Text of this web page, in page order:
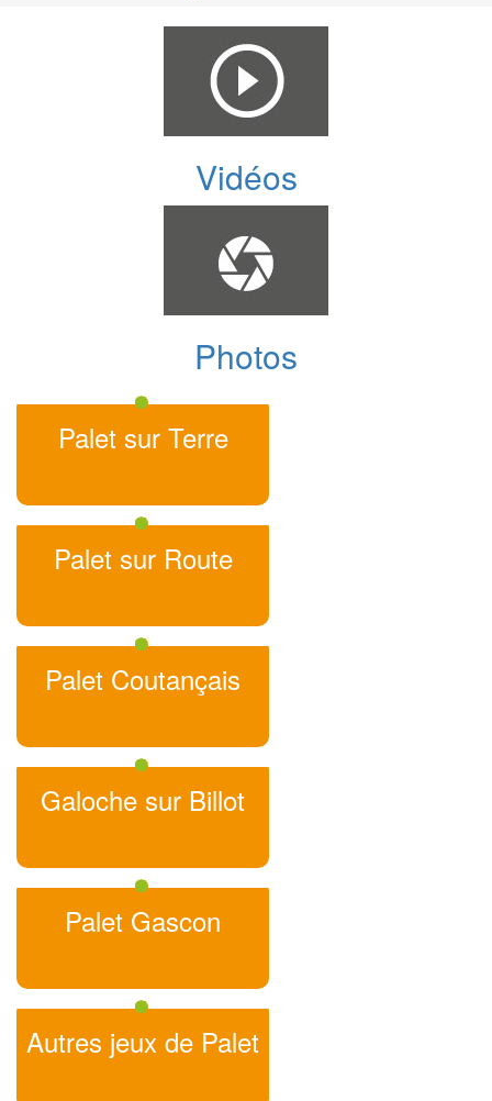
Vidéos
Photos
Palet sur Terre
Palet sur Route
Palet Coutançais
Galoche sur Billot
Palet Gascon
Autres jeux de Palet